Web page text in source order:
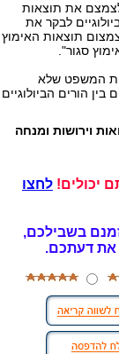
את תוצאות
לבקר את
תוצאות האימוץ
סגור".
המשפט שלא
הורים הביולוגיים
וירושות ומנחה
יכולים! לחצו
בשבילכם,
את דעתכם.